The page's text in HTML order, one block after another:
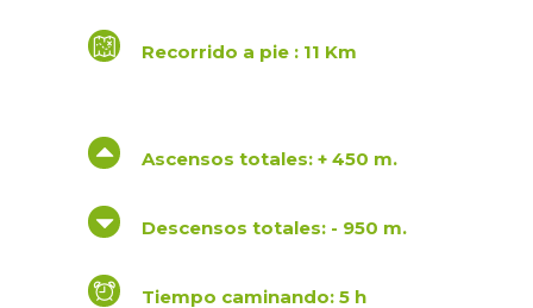
Recorrido a pie : 11 Km
Ascensos totales: + 450 m.
Descensos totales: - 950 m.
Tiempo caminando: 5 h